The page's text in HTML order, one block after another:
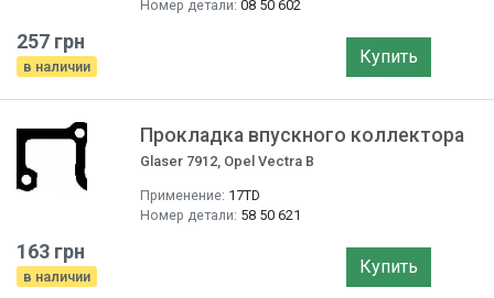
Номер детали: 08 50 602
257 грн
в наличии Купить
Прокладка впускного коллектора
Glaser 7912, Opel Vectra B
Применение: 17TD
Номер детали: 58 50 621
163 грн
в наличии Купить